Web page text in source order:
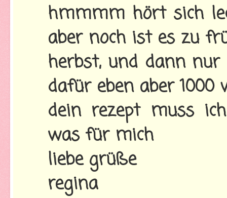
hmmmm hört sich
aber noch ist es zu
herbst, und dann
dafür eben aber 1000
dein rezept muss
was für mich
liebe grüße
regina